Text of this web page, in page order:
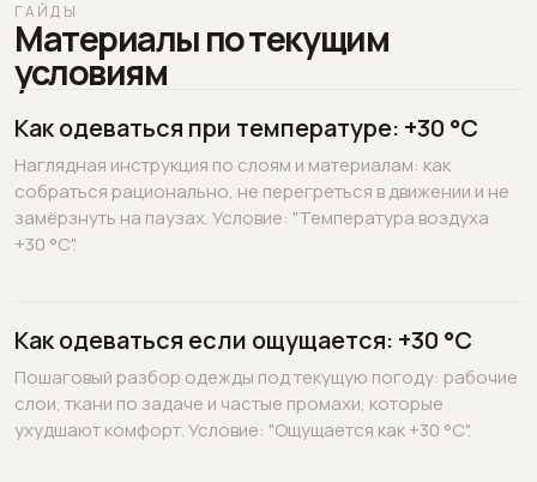
ГАЙДЫ
Материалы по текущим
условиям
Как одеваться при температуре: +30 °C
Наглядная инструкция по слоям и материалам: как
собраться рационально, не перегреться в движении и не
замёрзнуть на паузах. Условие: "Температура воздуха
+30 °C".
Как одеваться если ощущается: +30 °C
Пошаговый разбор одежды под текущую погоду: рабочие
слои, ткани по задаче и частые промахи, которые
ухудшают комфорт. Условие: "Ощущается как +30 °C".